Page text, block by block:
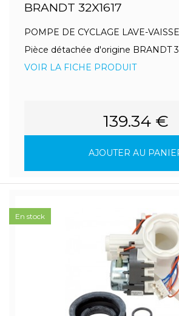
BRANDT 32X1617
POMPE DE CYCLAGE LAVE-
Pièce détachée d'origine BRANDT
VOIR LA FICHE PRODUIT
139.34 €
AJOUTER AU
En stock